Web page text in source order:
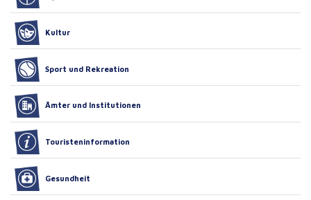
Kultur
Sport und Rekreation
Ämter und Institutionen
Touristeninformation
Gesundheit